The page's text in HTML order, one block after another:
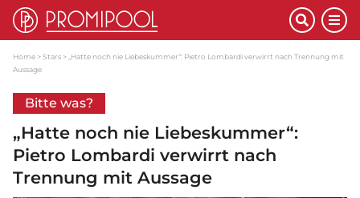
Home Stars
„Hatte noch nie Liebeskummer“: Pietro Lombardi verwirrt nach Trennung mit
Aussage
Bitte was?
„Hatte noch nie Liebeskummer“:
Pietro Lombardi verwirrt nach
Trennung mit Aussage